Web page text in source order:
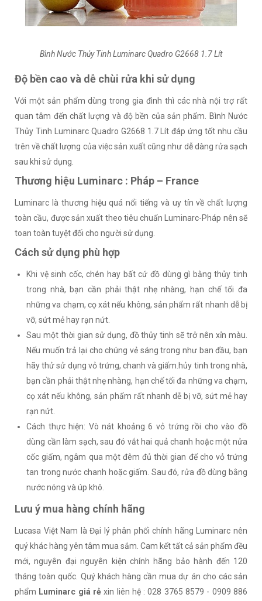
Bình Nước Thủy Tinh Luminarc Quadro G2668 1.7 Lít
Độ bền cao và dễ chùi rửa khi sử dụng
Với một sản phẩm dùng trong gia đình thì các nhà nội trợ rất
quan tâm đến chất lượng và độ bền của sản phẩm. Bình Nước
Thủy Tinh Luminarc Quadro G2668 1.7 Lít đáp ứng tốt nhu cầu
trên về chất lượng của việc sản xuất cũng như dễ dàng rửa sạch
sau khi sử dụng.
Thương hiệu Luminarc : Pháp – France
Luminarc là thương hiệu quá nổi tiếng và uy tín về chất lượng
toàn cầu, được sản xuất theo tiêu chuẩn Luminarc-Pháp nên sẽ
toan toàn tuyệt đối cho người sử dụng.
Cách sử dụng phù hợp
Khi vệ sinh cốc, chén hay bất cứ đồ dùng gì bằng thủy tinh
trong nhà, bạn cần phải thật nhẹ nhàng, hạn chế tối đa
những va chạm, cọ xát nếu không, sản phẩm rất nhanh dễ bị
vỡ, sứt mẻ hay rạn nứt.
Sau một thời gian sử dụng, đồ thủy tinh sẽ trở nên xỉn màu.
Nếu muốn trả lại cho chúng vẻ sáng trong như ban đầu, bạn
hãy thử sử dụng vỏ trứng, chanh và giấm.hủy tinh trong nhà,
bạn cần phải thật nhẹ nhàng, hạn chế tối đa những va chạm,
cọ xát nếu không, sản phẩm rất nhanh dễ bị vỡ, sứt mẻ hay
rạn nứt.
Cách thực hiện: Vò nát khoảng 6 vỏ trứng rồi cho vào đồ
dùng cần làm sạch, sau đó vắt hai quả chanh hoặc một nửa
cốc giấm, ngâm qua một đêm đủ thời gian để cho vỏ trứng
tan trong nước chanh hoặc giấm. Sau đó, rửa đồ dùng bằng
nước nóng và úp khô.
Lưu ý mua hàng chính hãng
Lucasa Việt Nam là Đại lý phân phối chính hãng Luminarc nên
quý khác hàng yên tâm mua sắm. Cam kết tất cả sản phẩm đều
mới, nguyên đại nguyên kiện chính hãng bảo hành đến 120
tháng toàn quốc. Quý khách hàng cần mua dự án cho các sản
phẩm Luminarc giá rẻxin liên hệ : 028 3765 8579 - 0909 886